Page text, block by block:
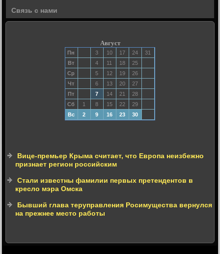
Связь с нами
Август
Пн 3 10 17 24
31
Вт
4 11 18
25
Ср
5 12 19
26
Чт
6 13 20
27
Пт
7 14 21
28
Сб
1 8 15 22
29
Вс
2 9 16 23 30
Вице-премьер Крыма считает, что Европа неизбежно
признает регион российским
Стали известны фамилии первых претендентов в
кресло мэра Омска
Бывший глава теруправления Росимущества вернулся
на прежнее место работы